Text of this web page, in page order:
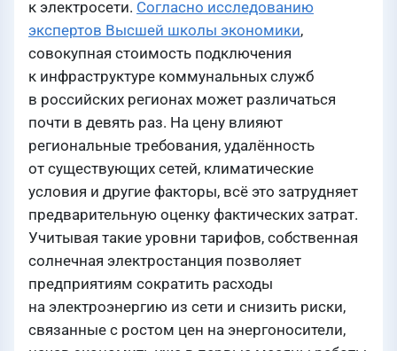
к электросети. Согласно исследованию
экспертов Высшей школы экономики,
совокупная стоимость подключения
к инфраструктуре коммунальных служб
в российских регионах может различаться
почти в девять раз. На цену влияют
региональные требования, удалённость
от существующих сетей, климатические
условия и другие факторы, всё это затрудняет
предварительную оценку фактических затрат.
Учитывая такие уровни тарифов, собственная
солнечная электростанция позволяет
предприятиям сократить расходы
на электроэнергию из сети и снизить риски,
связанные с ростом цен на энергоносители,